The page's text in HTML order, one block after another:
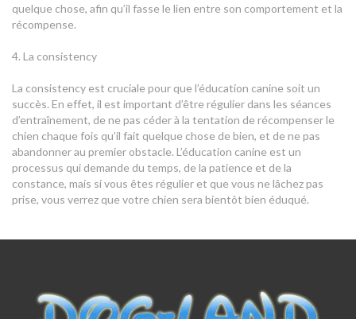
quelque chose, afin qu’il fasse le lien entre son comportement et la
récompense.
4. La consistency
La consistency est cruciale pour que l’éducation canine soit un
succès. En effet, il est important d’être régulier dans les séances
d’entraînement, de ne pas céder à la tentation de récompenser le
chien chaque fois qu’il fait quelque chose de bien, et de ne pas
abandonner au premier obstacle. L’éducation canine est un
processus qui demande du temps, de la patience et de la
constance, mais si vous êtes régulier et que vous ne lâchez pas
prise, vous verrez que votre chien sera bientôt bien éduqué.